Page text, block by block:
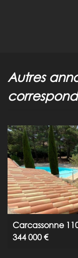
autres annonces immobilières
Carcassonne
344 000 €